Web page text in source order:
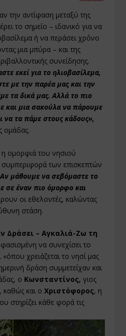
την αντίφαση μεταξύ της
το σημείο – ιδανικό για να
ή να περάσει χρόνο
μια μπύρα – και της
συνείδησης.
εκεί για το ηλιοβασίλεμα,
με την παρέα μας και την
τα δικά μας. Αλλά το πιο
και μια σακούλα να πάρουμε
να τα πάμε στους κάδους»,
ομάδας.
ομορφιά του νησιού
συμπεριφορά των επισκεπτών
μάθουμε να σεβόμαστε το
σε έναν πιο όμορφο και
οι εθελοντές, καλώντας
στάση.
Δράσει – Αγκαλιά-Ζω τη
να συνεχίσει το
«όπου χρειάζεται το νησί μας
δράση συμμετείχαν και
ο Κωνσταντίνος, γιος
καθώς και οΧριστόφορος, η
στηρίζει κάθε φορά τις